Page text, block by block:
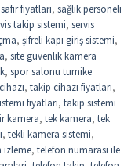
safir fiyatları, sağlık personeli
takip sistemi, servis
, şifreli kapı giriş sistemi,
, site güvenlik kamera
, spor salonu turnike
, takip cihazı fiyatları,
fiyatları, takip sistemi
kamera, tek kamera, tek
, tekli kamera sistemi,
izleme, telefon numarası ile